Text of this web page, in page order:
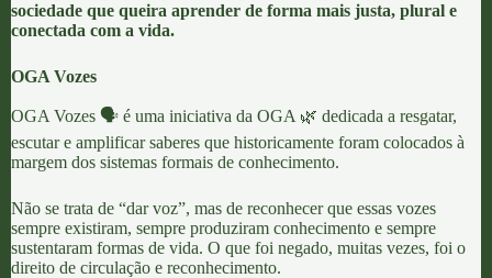
sociedade que queira aprender de forma mais justa, plural e
conectada com a vida.
OGA Vozes
OGA Vozes 🗣️ é uma iniciativa da OGA 🌿 dedicada a resgatar,
escutar e amplificar saberes que historicamente foram colocados à
margem dos sistemas formais de conhecimento.
Não se trata de “dar voz”, mas de reconhecer que essas vozes
sempre existiram, sempre produziram conhecimento e sempre
sustentaram formas de vida. O que foi negado, muitas vezes, foi o
direito de circulação e reconhecimento.